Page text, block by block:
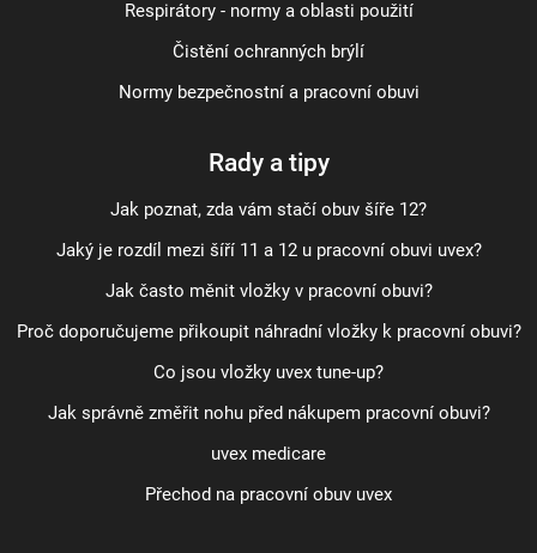
Respirátory - normy a oblasti použití
Čistění ochranných brýlí
Normy bezpečnostní a pracovní obuvi
Rady a tipy
Jak poznat, zda vám stačí obuv šíře 12?
Jaký je rozdíl mezi šíří 11 a 12 u pracovní obuvi uvex?
Jak často měnit vložky v pracovní obuvi?
Proč doporučujeme přikoupit náhradní vložky k pracovní obuvi?
Co jsou vložky uvex tune-up?
Jak správně změřit nohu před nákupem pracovní obuvi?
uvex medicare
Přechod na pracovní obuv uvex